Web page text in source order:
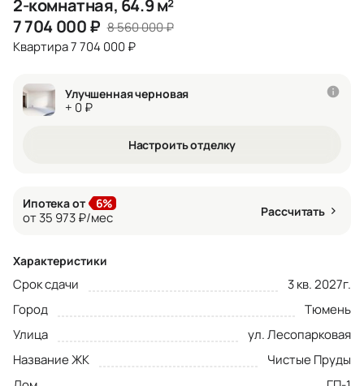
2-комнатная, 64.9 м²
7 704 000₽ 8 560 000₽
Квартира 7 704 000 ₽
Улучшенная черновая
+ 0 ₽
Настроить отделку
Ипотека от 6%
от 35 973 ₽/мес Рассчитать
Характеристики
Срок сдачи
3 кв. 2027г.
Город
Тюмень
Улица
ул. Лесопарковая
Название ЖК
Чистые Пруды